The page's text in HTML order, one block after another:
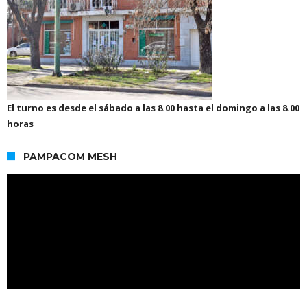
El turno es desde el sábado a las 8.00 hasta el domingo a las 8.00
horas
PAMPACOM MESH